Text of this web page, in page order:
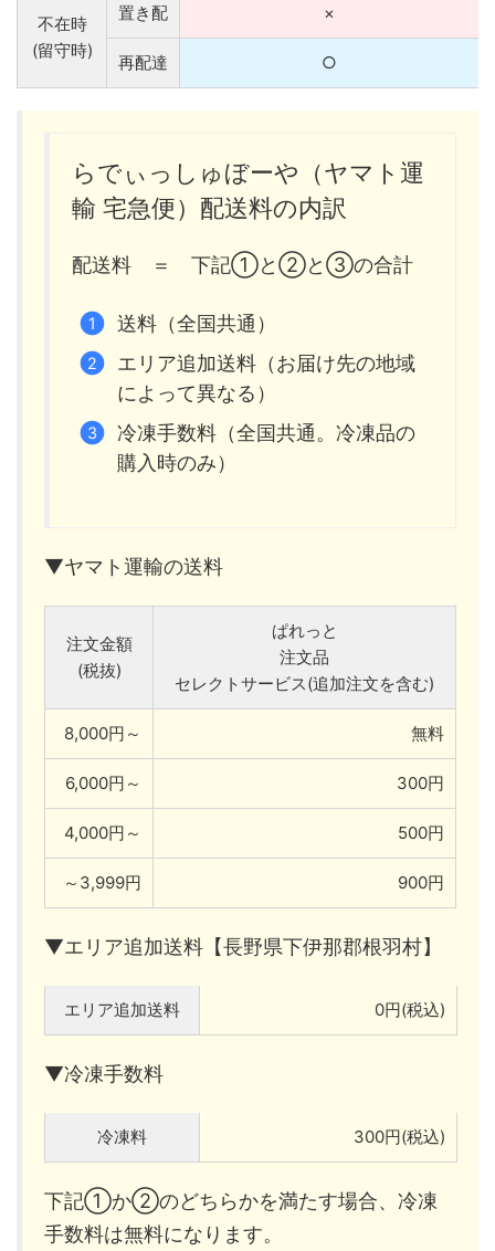
不在時
(留守時)
置き配 ×
再配達 ○
らでぃっしゅぼーや（ヤマト運
輸 宅急便）配送料の内訳
配送料 ＝ 下記①と②と③の合計
送料（全国共通）
エリア追加送料（お届け先の地域
によって異なる）
冷凍手数料（全国共通。冷凍品の
購入時のみ）
▼ヤマト運輸の送料
注文金額
(税抜)
ぱれっと
注文品
セレクトサービス(追加注文を含む)
8,000円～ 無料
6,000円～ 300円
4,000円～ 500円
～3,999円 900円
▼エリア追加送料【長野県下伊那郡根羽村】
エリア追加送料 0円(税込)
▼冷凍手数料
冷凍料 300円(税込)
下記①か②のどちらかを満たす場合、冷凍
手数料は無料になります。